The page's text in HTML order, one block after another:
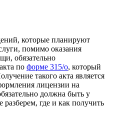
которые планируют
помимо оказания
обязательно
по форме 315/о, который
такого акта является
лицензии на
должна быть у
где и как получить